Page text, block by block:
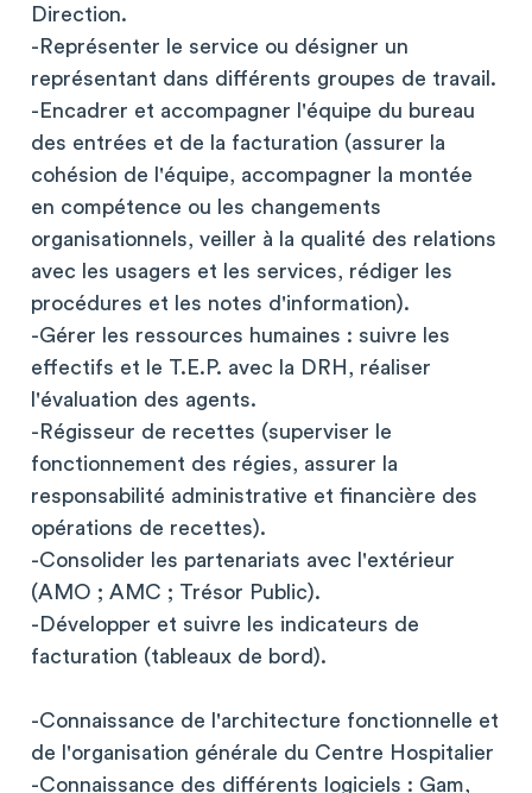
Direction.
-Représenter le service ou désigner un
représentant dans différents groupes de travail.
-Encadrer et accompagner l'équipe du bureau
des entrées et de la facturation (assurer la
cohésion de l'équipe, accompagner la montée
en compétence ou les changements
organisationnels, veiller à la qualité des relations
avec les usagers et les services, rédiger les
procédures et les notes d'information).
-Gérer les ressources humaines : suivre les
effectifs et le T.E.P. avec la DRH, réaliser
l'évaluation des agents.
-Régisseur de recettes (superviser le
fonctionnement des régies, assurer la
responsabilité administrative et financière des
opérations de recettes).
-Consolider les partenariats avec l'extérieur
(AMO ; AMC ; Trésor Public).
-Développer et suivre les indicateurs de
facturation (tableaux de bord).
-Connaissance de l'architecture fonctionnelle et
de l'organisation générale du Centre Hospitalier
-Connaissance des différents logiciels : Gam,